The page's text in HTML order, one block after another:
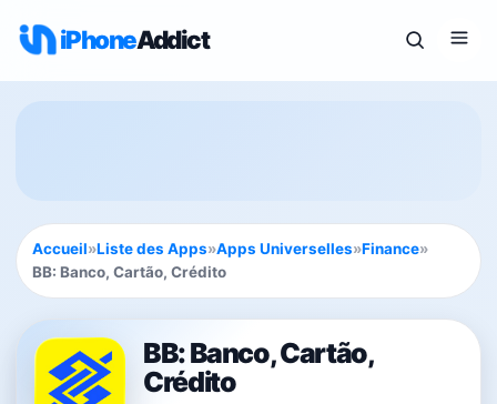
iPhoneAddict
Accueil»Liste des Apps»Apps Universelles»Finance»
BB: Banco, Cartão, Crédito
BB: Banco, Cartão,
Crédito